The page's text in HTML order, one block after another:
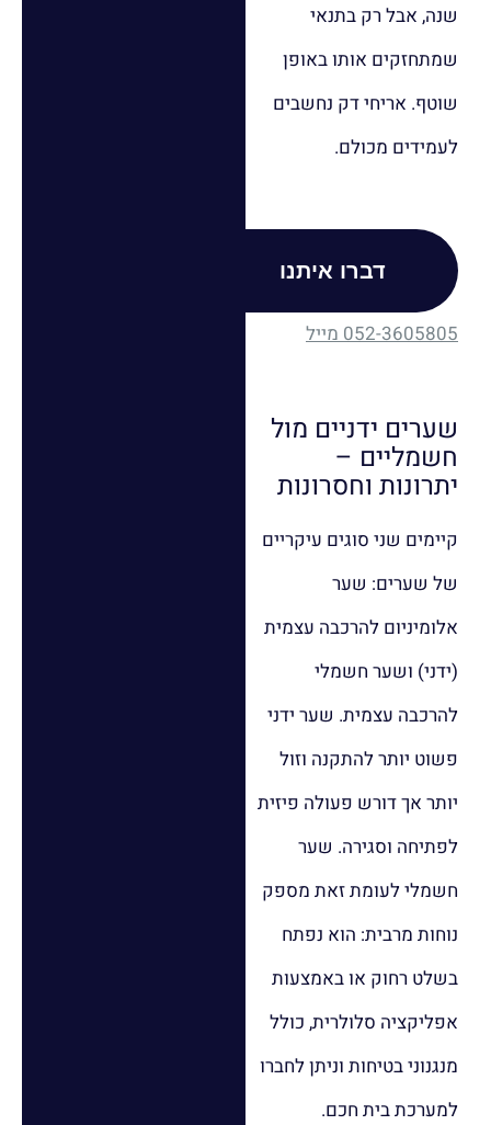
שנה, אבל רק בתנאי
שמתחזקים אותו באופן
שוטף. אריחי דק נחשבים
לעמידים מכולם.
דברו איתנו
052-3605805 מייל
שערים ידניים מול
חשמליים –
יתרונות וחסרונות
קיימים שני סוגים עיקריים
של שערים: שער
אלומיניום להרכבה עצמית
(ידני) ושער חשמלי
להרכבה עצמית. שער ידני
פשוט יותר להתקנה וזול
יותר אך דורש פעולה פיזית
לפתיחה וסגירה. שער
חשמלי לעומת זאת מספק
נוחות מרבית: הוא נפתח
בשלט רחוק או באמצעות
אפליקציה סלולרית, כולל
מנגנוני בטיחות וניתן לחברו
למערכת בית חכם.